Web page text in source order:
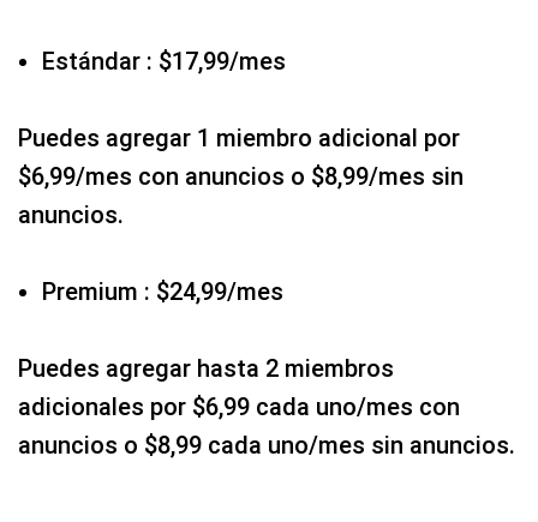
Estándar : $17,99/mes
Puedes agregar 1 miembro adicional por
$6,99/mes con anuncios o $8,99/mes sin
anuncios.
Premium : $24,99/mes
Puedes agregar hasta 2 miembros
adicionales por $6,99 cada uno/mes con
anuncios o $8,99 cada uno/mes sin anuncios.